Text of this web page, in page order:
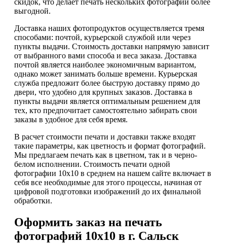
скидок, что делает печать нескольких фотографий более
выгодной.
Доставка наших фотопродуктов осуществляется тремя
способами: почтой, курьерской службой или через
пункты выдачи. Стоимость доставки напрямую зависит
от выбранного вами способа и веса заказа. Доставка
почтой является наиболее экономичным вариантом,
однако может занимать больше времени. Курьерская
служба предложит более быструю доставку прямо до
двери, что удобно для крупных заказов. Доставка в
пункты выдачи является оптимальным решением для
тех, кто предпочитает самостоятельно забирать свои
заказы в удобное для себя время.
В расчет стоимости печати и доставки также входят
такие параметры, как цветность и формат фотографий.
Мы предлагаем печать как в цветном, так и в черно-
белом исполнении. Стоимость печати одной
фотографии 10х10 в среднем на нашем сайте включает в
себя все необходимые для этого процессы, начиная от
цифровой подготовки изображений до их финальной
обработки.
Оформить заказ на печать
фотографий 10х10 в г. Сальск